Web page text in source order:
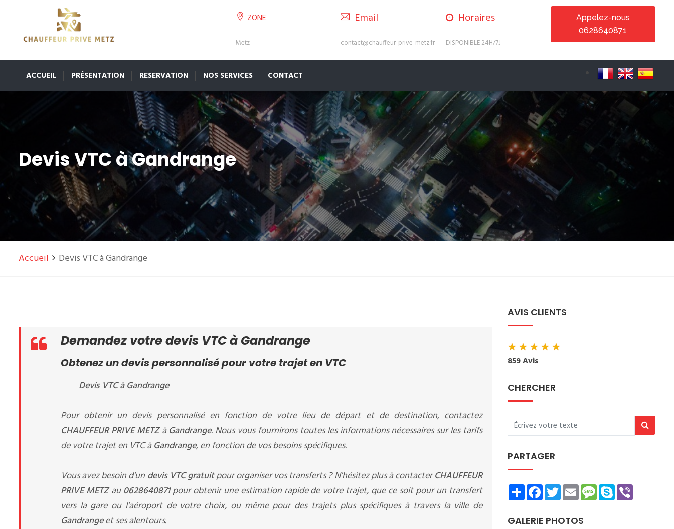
ZONE
Metz
Email
contact@chauffeur-prive-metz.fr
Horaires
DISPONIBLE 24H/7J
Appelez-nous
0628640871
ACCUEIL PRÉSENTATION RESERVATION NOS SERVICES CONTACT
Devis VTC à Gandrange
Accueil Devis VTC à Gandrange
Demandez votre devis VTC à Gandrange
Obtenez un devis personnalisé pour votre trajet en VTC
Devis VTC à Gandrange
Pour obtenir un devis personnalisé en fonction de votre lieu de départ et de destination, contactez
CHAUFFEUR PRIVE METZàGandrange. Nous vous fournirons toutes les informations nécessaires sur les tarifs
de votre trajet en VTC àGandrange, en fonction de vos besoins spécifiques.
Vous avez besoin d'un devis VTC gratuitpour organiser vos transferts ? N'hésitez plus à contacterCHAUFFEUR
PRIVE METZau 0628640871pour obtenir une estimation rapide de votre trajet, que ce soit pour un transfert
vers la gare ou l'aéroport de votre choix, ou même pour des trajets plus spécifiques à travers la ville de
Gandrangeet ses alentours.
AVIS CLIENTS
★★★★★
859 Avis
CHERCHER
PARTAGER
ShareFacebookTwitterEmailMessage
Skype
GALERIE PHOTOS